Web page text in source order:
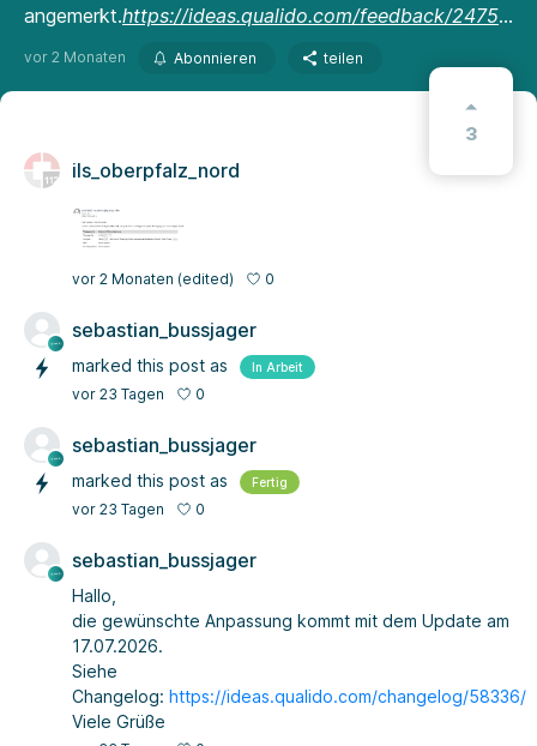
angemerkt.https://ideas.qualido.com/feedback/247583
vor 2 Monaten Abonnieren teilen
3
ils_oberpfalz_nord
vor 2 Monaten (edited) 0
sebastian_bussjager
marked this post as In Arbeit
vor 23 Tagen 0
sebastian_bussjager
marked this post as Fertig
vor 23 Tagen 0
sebastian_bussjager
Hallo,
die gewünschte Anpassung kommt mit dem Update am
17.07.2026.
Siehe
Changelog: https://ideas.qualido.com/changelog/58336/
Viele Grüße